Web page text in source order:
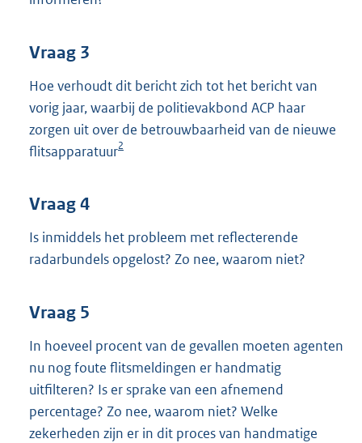
Vraag 3
Hoe verhoudt dit bericht zich tot het bericht van
vorig jaar, waarbij de politievakbond ACP haar
zorgen uit over de betrouwbaarheid van de nieuwe
flitsapparatuur2
Vraag 4
Is inmiddels het probleem met reflecterende
radarbundels opgelost? Zo nee, waarom niet?
Vraag 5
In hoeveel procent van de gevallen moeten agenten
nu nog foute flitsmeldingen er handmatig
uitfilteren? Is er sprake van een afnemend
percentage? Zo nee, waarom niet? Welke
zekerheden zijn er in dit proces van handmatige